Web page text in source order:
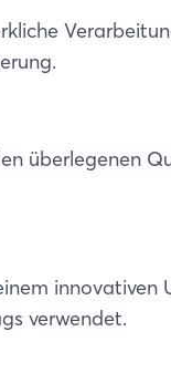
überlegenen
innovativen
verwendet.
Einloggen